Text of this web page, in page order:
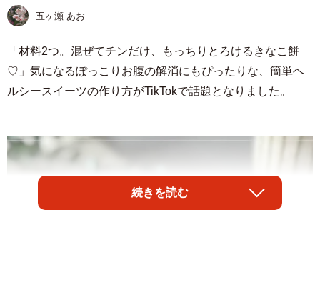
五ヶ瀬 あお
「材料2つ。混ぜてチンだけ、もっちりとろけるきなこ餅
♡」気になるぽっこりお腹の解消にもぴったりな、簡単ヘ
ルシースイーツの作り方がTikTokで話題となりました。
続きを読む